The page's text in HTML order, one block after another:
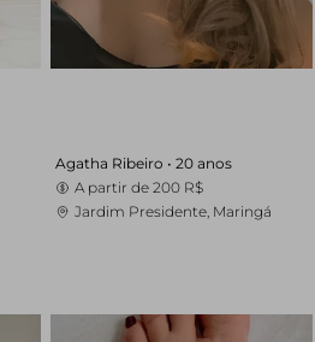
Agatha Ribeiro • 20 anos
A partir de 200 R$
Jardim Presidente, Maringá